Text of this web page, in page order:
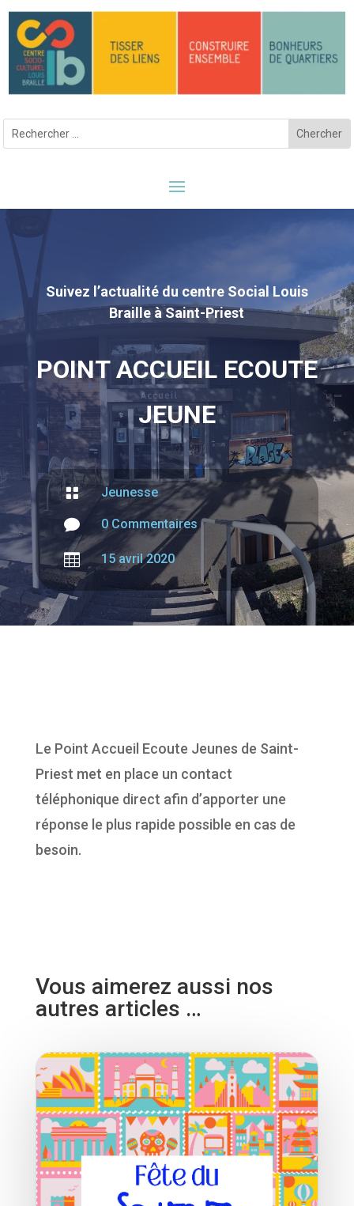
Suivez l’actualité du centre Social Louis
Braille à Saint-Priest
POINT ACCUEIL ECOUTE
JEUNE
 Jeunesse
 0 Commentaires
 15 avril 2020
Le Point Accueil Ecoute Jeunes de Saint-
Priest met en place un contact
téléphonique direct afin d’apporter une
réponse le plus rapide possible en cas de
besoin.
Vous aimerez aussi nos
autres articles …